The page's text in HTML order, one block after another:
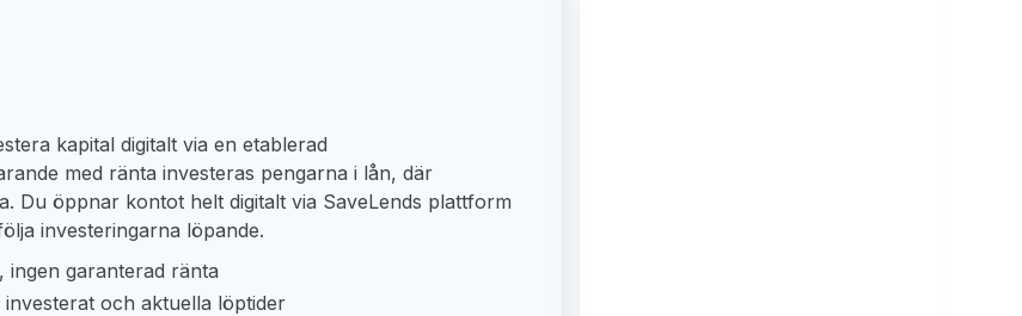
kapital digitalt via en etablerad
med ränta investeras pengarna i lån, där
Du öppnar kontot helt digitalt via SaveLends plattform
investeringarna löpande.
garanterad ränta
och aktuella löptider